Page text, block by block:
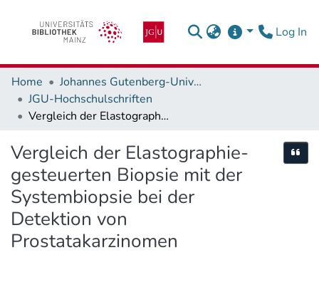
Log In
Home
Johannes Gutenberg-Universität Mainz
JGU-Hochschulschriften
Vergleich der Elastographie-gesteuerten Biopsie mit der Systembiopsie bei der Detektion von Prostatakarzinomen
Vergleich der Elastographie-
gesteuerten Biopsie mit der
Systembiopsie bei der
Detektion von
Prostatakarzinomen